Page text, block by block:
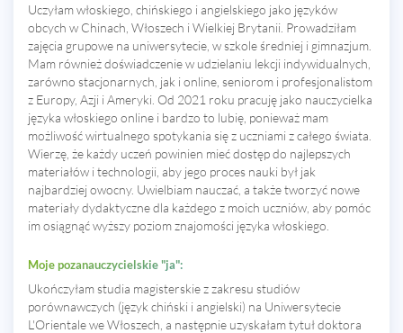
Uczyłam włoskiego, chińskiego i angielskiego jako języków
obcych w Chinach, Włoszech i Wielkiej Brytanii. Prowadziłam
zajęcia grupowe na uniwersytecie, w szkole średniej i gimnazjum.
Mam również doświadczenie w udzielaniu lekcji indywidualnych,
zarówno stacjonarnych, jak i online, seniorom i profesjonalistom
z Europy, Azji i Ameryki. Od 2021 roku pracuję jako nauczycielka
języka włoskiego online i bardzo to lubię, ponieważ mam
możliwość wirtualnego spotykania się z uczniami z całego świata.
Wierzę, że każdy uczeń powinien mieć dostęp do najlepszych
materiałów i technologii, aby jego proces nauki był jak
najbardziej owocny. Uwielbiam nauczać, a także tworzyć nowe
materiały dydaktyczne dla każdego z moich uczniów, aby pomóc
im osiągnąć wyższy poziom znajomości języka włoskiego.
Moje pozanauczycielskie "ja":
Ukończyłam studia magisterskie z zakresu studiów
porównawczych (język chiński i angielski) na Uniwersytecie
L'Orientale we Włoszech, a następnie uzyskałam tytuł doktora